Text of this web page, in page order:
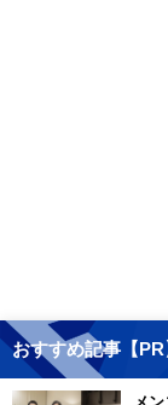
おすすめ記事【PR
メ